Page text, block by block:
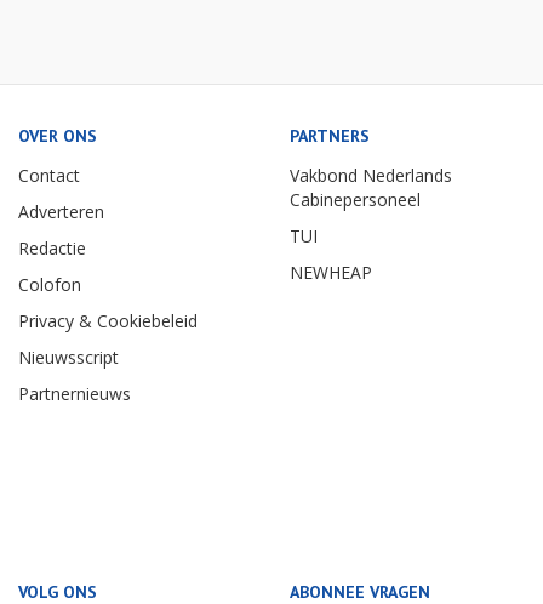
OVER ONS
Contact
Adverteren
Redactie
Colofon
Privacy & Cookiebeleid
Nieuwsscript
Partnernieuws
PARTNERS
Vakbond Nederlands
Cabinepersoneel
TUI
NEWHEAP
VOLG ONS ABONNEE VRAGEN